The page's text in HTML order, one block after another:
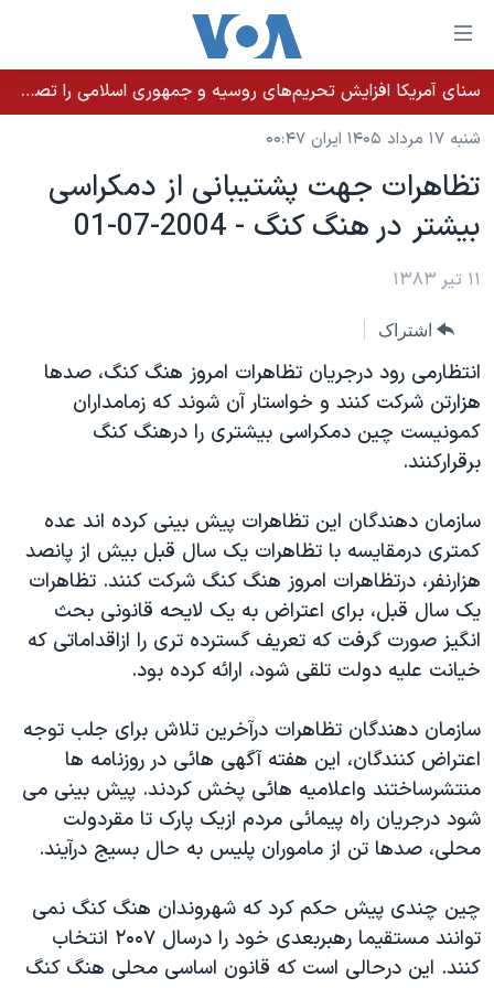
لینکهای
قابل
دسترسی
جهش
محتوای
اصلی
جهش
اصلی
جهش
به
جستجو
خانه
نسخه سبک وب‌سایت
موضوع ها
ایران
آمریکا
گزیده‌ها
ویژه برنامه‌ها
ویدیوها
فرهنگ و زندگی
حقوق شهروندی
اقتصادی
علم و فناوری
اسرائیل در جنگ
آرشیو پخش زنده
برنامه های تلویزیونی
جدول برنامه ها
صفحه‌های ویژه
عملیات خشم حماسی
۲۵۰سالگی آمریکا
بایگانی برنامه‌های تلویزیونی
مستندها
انتخابات ریاست جمهوری آمریکا ۲۰۲۴
حمله جمهوری اسلامی به اسرائیل
رمز مهسا
ورزش زنان در ایران
مجموعه مستندهای دادخواهی
تریبونال مردمی آبان ۹۸
دادگاه حمید نوری
قانون شفافیت دارائی کادر رهبری ایران
اعتراضات مردمی آبان ۹۸
پخش رادیویی
یادگیری زبان انگلیسی
دنبال کنید
زبانهای مختلف
سنای آمریکا افزایش تحریم‌های روسیه و جمهوری اسلامی را تصویب کرد؛ زلنسکی از این اقدام تشکر کرد
شنبه ۱۷ مرداد ۱۴۰۵ ایران ۰۰:۴۷
تظاهرات جهت پشتيبانی از دمکراسی
بيشتر در هنگ کنگ - 2004-07-01
۱۱ تیر ۱۳۸۳
اشتراک
انتظارمی رود درجريان تظاهرات امروز هنگ کنگ، صدها
هزارتن شرکت کنند و خواستار آن شوند که زمامداران
کمونيست چين دمکراسی بيشتری را درهنگ کنگ
برقرارکنند.
سازمان دهندگان اين تظاهرات پيش بينی کرده اند عده
کمتری درمقايسه با تظاهرات يک سال قبل بيش از پانصد
هزارنفر، درتظاهرات امروز هنگ کنگ شرکت کنند. تظاهرات
يک سال قبل، برای اعتراض به يک لايحه قانونی بحث
انگيز صورت گرفت که تعريف گسترده تری را ازاقداماتی که
خيانت عليه دولت تلقی شود، ارائه کرده بود.
سازمان دهندگان تظاهرات درآخرين تلاش برای جلب توجه
اعتراض کنندگان، اين هفته آگهی هائی در روزنامه ها
منتشرساختند واعلاميه هائی پخش کردند. پيش بينی می
شود درجريان راه پيمائی مردم ازيک پارک تا مقردولت
محلی، صدها تن از ماموران پليس به حال بسيج درآيند.
چين چندی پيش حکم کرد که شهروندان هنگ کنگ نمی
توانند مستقيما رهبربعدی خود را درسال ۲۰۰۷ انتخاب
کنند. اين درحالی است که قانون اساسی محلی هنگ کنگ